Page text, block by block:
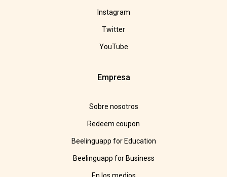
Instagram
Twitter
YouTube
Empresa
Sobre nosotros
Redeem coupon
Beelinguapp for Education
Beelinguapp for Business